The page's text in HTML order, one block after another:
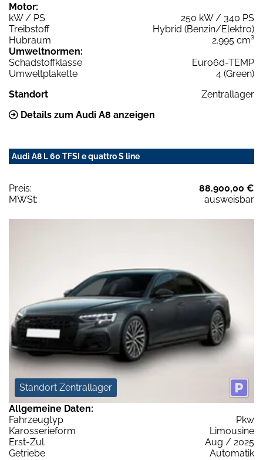
Motor:
kW / PS
250 kW / 340 PS
Treibstoff
Hybrid (Benzin/Elektro)
Hubraum
2.995 cm³
Umweltnormen:
Schadstoffklasse
Euro6d-TEMP
Umweltplakette
4 (Green)
Standort
Zentrallager
Details zum Audi A8 anzeigen
Audi A8 L 60 TFSI e quattro S line
Preis:
88.900,00 €
MWSt:
ausweisbar
Standort Zentrallager
Allgemeine Daten:
Fahrzeugtyp
Pkw
Karosserieform
Limousine
Erst-Zul.
Aug / 2025
Getriebe
Automatik